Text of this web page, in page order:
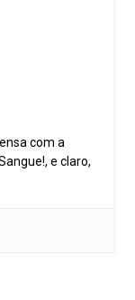
com a
e claro,